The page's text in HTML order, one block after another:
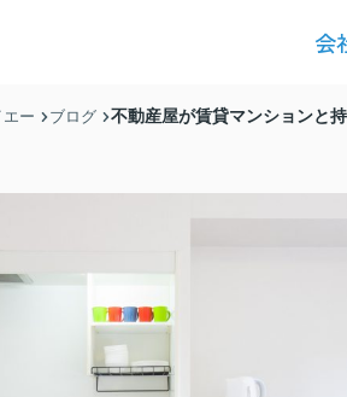
会
ー ブログ 不動産屋が賃貸マンションと